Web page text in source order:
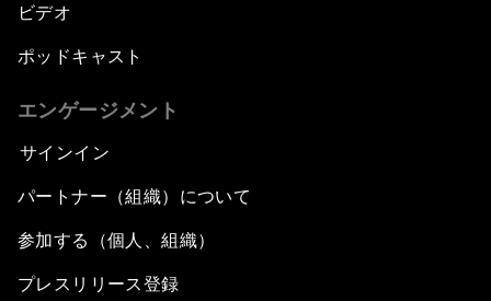
ビデオ
ポッドキャスト
エンゲージメント
サインイン
パートナー（組織）について
参加する（個人、組織）
プレスリリース登録